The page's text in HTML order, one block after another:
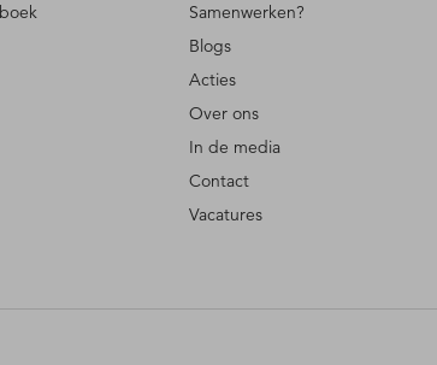
Samenwerken?
Blogs
Acties
Over ons
In de media
Contact
Vacatures